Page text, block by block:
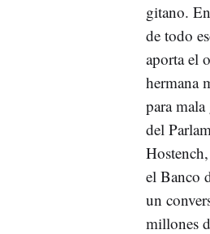
gitano.
de todo
aporta el
hermana
para
del
el Banco
un
millones